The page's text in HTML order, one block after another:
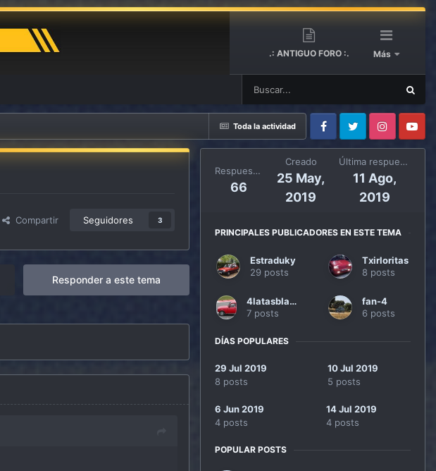
.: ANTIGUO FORO :. Más
Toda la actividad
FacebookTwitter InstagramYoutube
Compartir Seguidores 3
Responder a este tema
Respuestas
66
Creado
25 May,
2019
Última respuesta
11 Ago,
2019
PRINCIPALES PUBLICADORES EN ESTE TEMA
Estraduky
29 posts
Txirloritas
8 posts
4latasblanco
7 posts
fan-4
6 posts
DÍAS POPULARES
29 Jul 2019
8 posts
10 Jul 2019
5 posts
6 Jun 2019
4 posts
14 Jul 2019
4 posts
POPULAR POSTS